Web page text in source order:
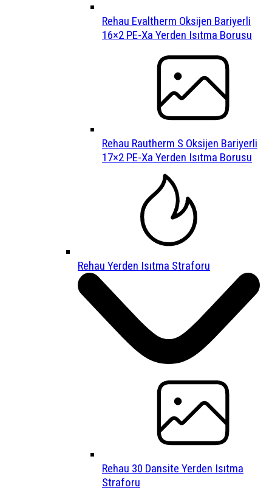
Rehau Evaltherm Oksijen Bariyerli
16×2 PE-Xa Yerden Isıtma Borusu
Rehau Rautherm S Oksijen Bariyerli
17×2 PE-Xa Yerden Isıtma Borusu
Rehau Yerden Isıtma Straforu
Rehau 30 Dansite Yerden Isıtma
Straforu